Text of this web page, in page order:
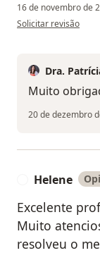
16 de novembro de
na opinião do
Solicitar revisão
Dra.
Muito
20 de dezembro
Helene
Excelente
Muito
resolveu o